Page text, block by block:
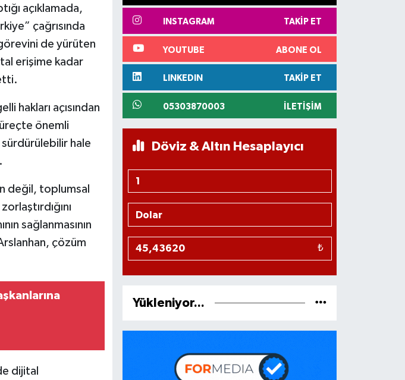
açıklamada,
çağrısında
de yürüten
erişime kadar
hakları açısından
önemli
hale
değil, toplumsal
sağlanmasının
çözüm
dijital
INSTAGRAM TAKIP ET
YOUTUBE ABONE OL
LINKEDIN TAKIP ET
05303870003 İLETIŞIM
Döviz & Altın Hesaplayıcı
₺
Yükleniyor...